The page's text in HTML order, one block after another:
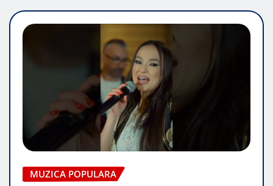
MUZICA POPULARA